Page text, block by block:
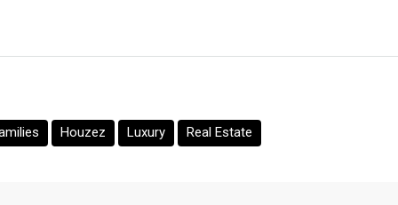
Houzez Luxury Real Estate